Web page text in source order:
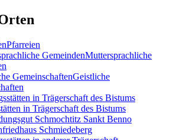
Pfarreien
Muttersprachliche
Geistliche
in Trägerschaft des Bistums
Schmochtitz Sankt Benno
Schmiedeberg